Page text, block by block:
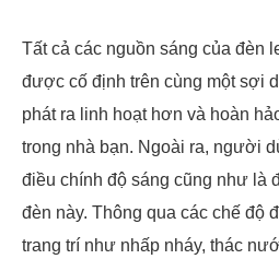
Tất cả các nguồn sáng của đèn
được cố định trên cùng một sợi
phát ra linh hoạt hơn và hoàn
trong nhà bạn. Ngoài ra, người
điều chính độ sáng cũng như là
đèn này. Thông qua các chế độ
trang trí như nhấp nháy, thác